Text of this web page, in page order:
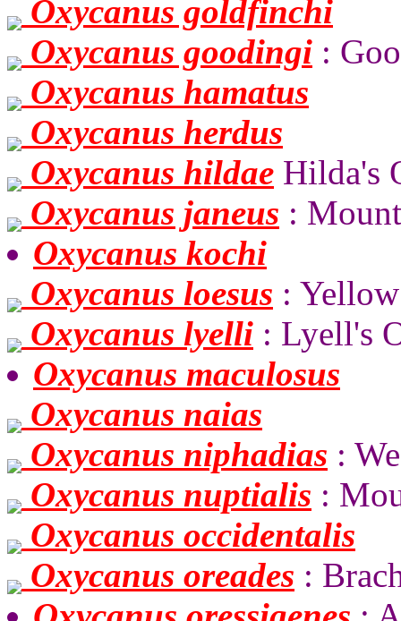
Oxycanus goldfinchi
Oxycanus goodingi :
Oxycanus hamatus
Oxycanus herdus
Oxycanus hildae Hilda's
Oxycanus janeus :
Oxycanus kochi
Oxycanus loesus :
Oxycanus lyelli : Lyell's
Oxycanus maculosus
Oxycanus naias
Oxycanus niphadias :
Oxycanus nuptialis :
Oxycanus occidentalis
Oxycanus oreades :